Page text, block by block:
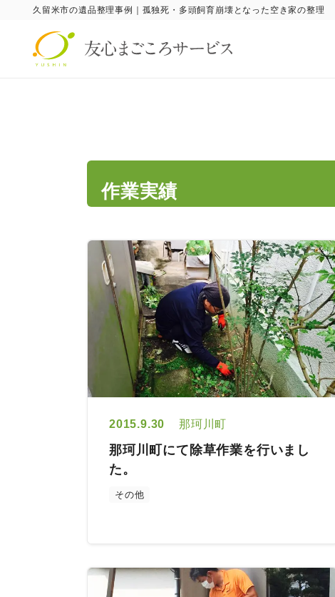
久留米市の遺品整理事例｜孤独死・多頭飼育崩壊となった空き家の整理
作業実績
2015.9.30 那珂川町
那珂川町にて除草作業を行いまし
た。
その他